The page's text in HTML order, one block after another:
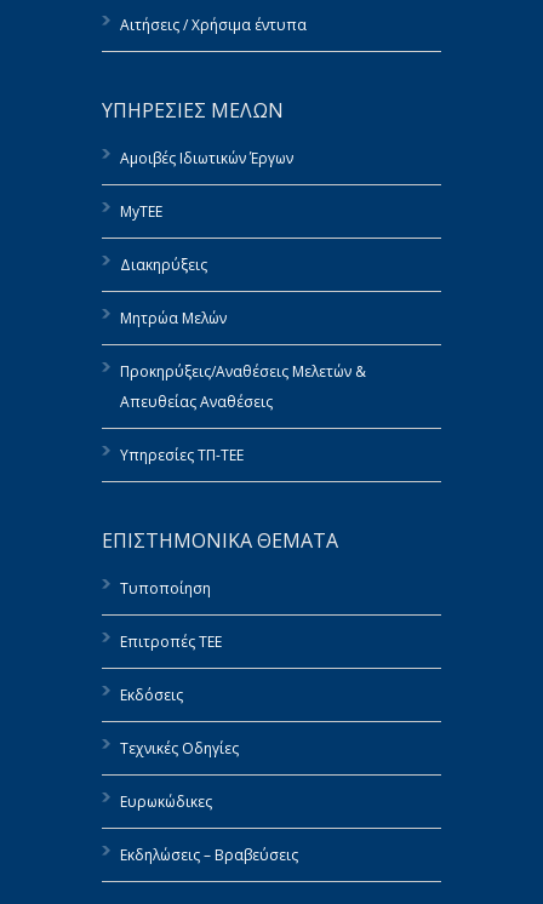
Αιτήσεις / Χρήσιμα έντυπα
ΥΠΗΡΕΣΙΕΣ ΜΕΛΩΝ
Αμοιβές Ιδιωτικών Έργων
MyTEE
Διακηρύξεις
Μητρώα Μελών
Προκηρύξεις/Αναθέσεις Μελετών &
Απευθείας Αναθέσεις
Υπηρεσίες ΤΠ-ΤΕΕ
ΕΠΙΣΤΗΜΟΝΙΚΑ ΘΕΜΑΤΑ
Τυποποίηση
Επιτροπές ΤΕΕ
Εκδόσεις
Τεχνικές Οδηγίες
Ευρωκώδικες
Εκδηλώσεις – Βραβεύσεις